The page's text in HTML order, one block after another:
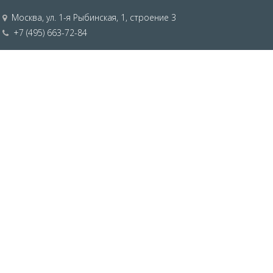
Москва,ул. 1-я Рыбинская, 1, строение 3
+7 (495) 663-72-84